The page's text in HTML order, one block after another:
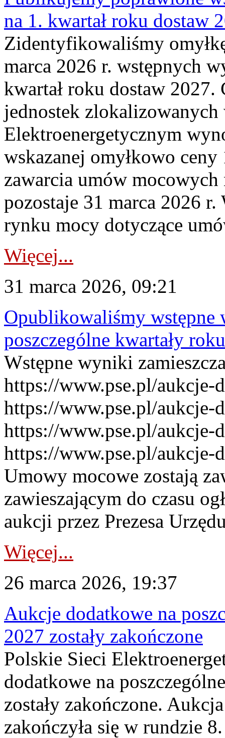
na 1. kwartał roku dostaw
Zidentyfikowaliśmy
marca 2026 r. wstępnych
kwartał roku dostaw
jednostek
Elektroenergetycznym
wskazanej omyłkowo
zawarcia umów
pozostaje 31 marca 2026
rynku mocy dotyczące
Więcej...
31 marca 2026, 09:21
Opublikowaliśmy
poszczególne kwartały
Wstępne wyniki
https://www.pse.pl/aukcje-
https://www.pse.pl/aukcje-
https://www.pse.pl/aukcje-
https://www.pse.pl/aukcje-
Umowy mocowe zostają
zawieszającym do czasu
aukcji przez Prezesa
Więcej...
26 marca 2026, 19:37
Aukcje dodatkowe na
2027 zostały zakończone
Polskie Sieci
dodatkowe na
zostały zakończone.
zakończyła się w rundzie